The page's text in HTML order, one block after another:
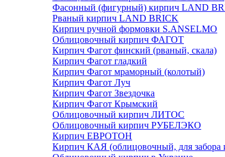
Фасонный (фигурный) кирпич LAND
Рваный кирпич LAND BRICK
Кирпич ручной формовки S.ANSELMO
Облицовочный кирпич ФАГОТ
Кирпич Фагот финский (рваный, скала)
Кирпич Фагот гладкий
Кирпич Фагот мраморный (колотый)
Кирпич Фагот Луч
Кирпич Фагот Звездочка
Кирпич Фагот Крымский
Облицовочный кирпич ЛИТОС
Облицовочный кирпич РУБЕЛЭКО
Кирпич ЕВРОТОН
Кирпич КАЯ (облицовочный, для забора